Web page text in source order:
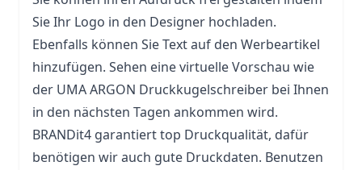
Sie Ihr Logo in den Designer hochladen.
Ebenfalls können Sie Text auf den Werbeartikel
hinzufügen. Sehen eine virtuelle Vorschau wie
der UMA ARGON Druckkugelschreiber bei Ihnen
in den nächsten Tagen ankommen wird.
BRANDit4 garantiert top Druckqualität, dafür
benötigen wir auch gute Druckdaten. Benutzen